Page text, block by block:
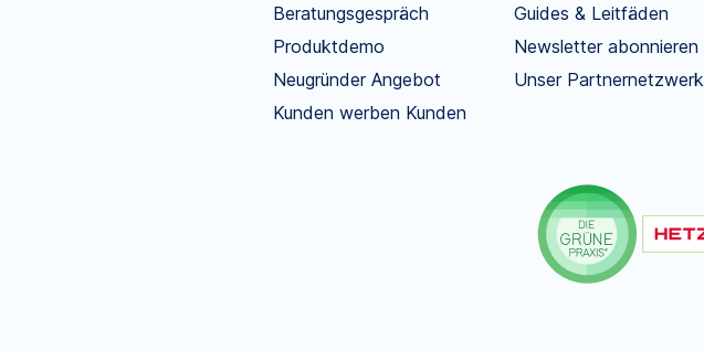
Beratungsgespräch
Produktdemo
Neugründer Angebot
Kunden werben Kunden
Guides & Leitfäden
Newsletter abonnieren
Unser Partnernetzwerk